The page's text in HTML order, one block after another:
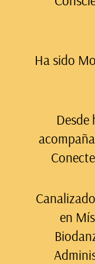
Ha sido
Desde
en